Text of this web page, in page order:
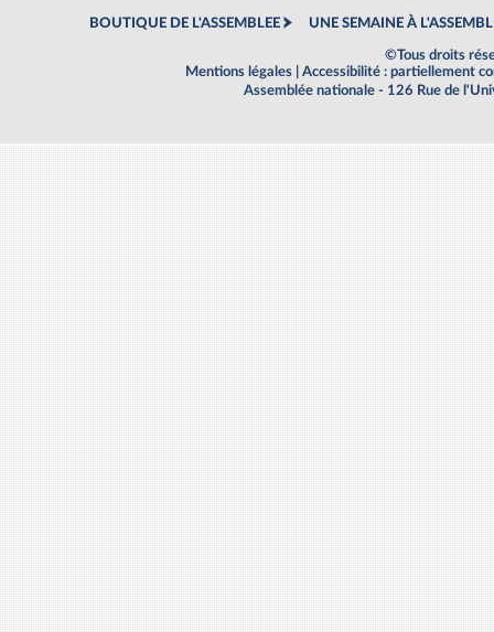
BOUTIQUE DE L'ASSEMBLEE UNE SEMAINE À
©Tous droits
Mentions légales
Accessibilité : partiellement
Assemblée nationale - 126 Rue de